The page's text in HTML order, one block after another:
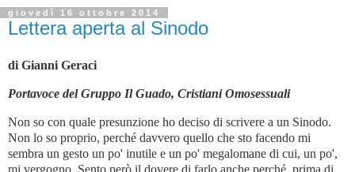
giovedì 16 ottobre 2014
Lettera aperta al Sinodo
di Gianni Geraci
Portavoce del Gruppo Il Guado, Cristiani Omosessuali
Non so con quale presunzione ho deciso di scrivere a un Sinodo.
Non lo so proprio, perché davvero quello che sto facendo mi
sembra un gesto un po' inutile e un po' megalomane di cui, un po',
mi vergogno. Sento però il dovere di farlo anche perché, prima di